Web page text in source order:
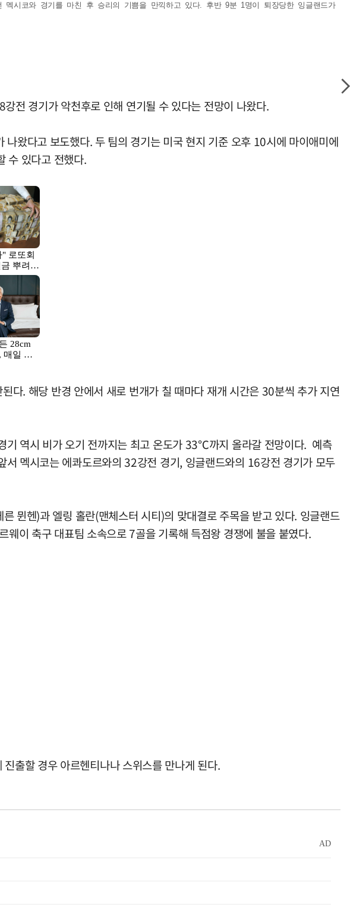
멕시코와 경기를 마친 후 승리의 기쁨을 만끽하고 있다. 후반 9분 1명이 퇴장당한 잉글랜드가
전 경기가 악천후로 인해 연기될 수 있다는 전망이 나왔다.
왔다고 보도했다. 두 팀의 경기는 미국 현지 기준 오후 10시에 마이애미에
수 있다고 전했다.
다. 해당 반경 안에서 새로 번개가 칠 때마다 재개 시간은 30분씩 추가 지연
기 역시 비가 오기 전까지는 최고 온도가 33℃까지 올라갈 전망이다. 예측
멕시코는 에콰도르와의 32강전 경기, 잉글랜드와의 16강전 경기가 모두
뮌헨)과 엘링 홀란(맨체스터 시티)의 맞대결로 주목을 받고 있다. 잉글랜드
이 축구 대표팀 소속으로 7골을 기록해 득점왕 경쟁에 불을 붙였다.
출할 경우 아르헨티나나 스위스를 만나게 된다.